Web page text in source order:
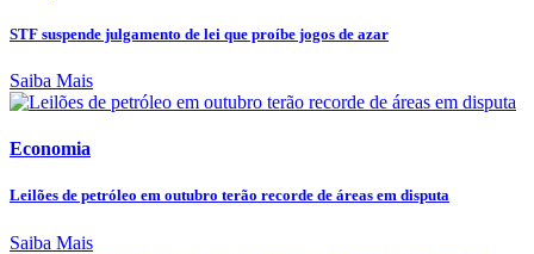
STF suspende julgamento de lei que proíbe jogos de azar
Saiba Mais
Economia
Leilões de petróleo em outubro terão recorde de áreas em disputa
Saiba Mais